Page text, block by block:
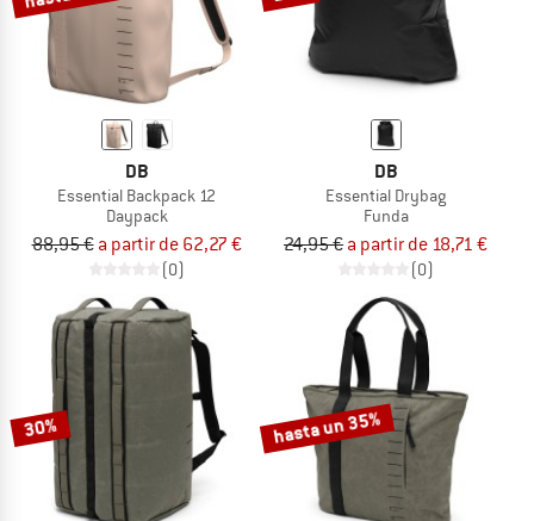
DB
Essential Backpack 12
Daypack
88,95 € a partir de 62,27 €
(0)
DB
Essential Drybag
Funda
24,95 € a partir de 18,71 €
(0)
30% hasta un 35%